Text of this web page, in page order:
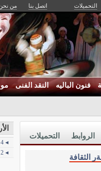
التحميلات اتصل بنا من
فنون الباليه النقد الفنى
التحميلات الروابط
الثقافة
◂ 2014
◂ 2012